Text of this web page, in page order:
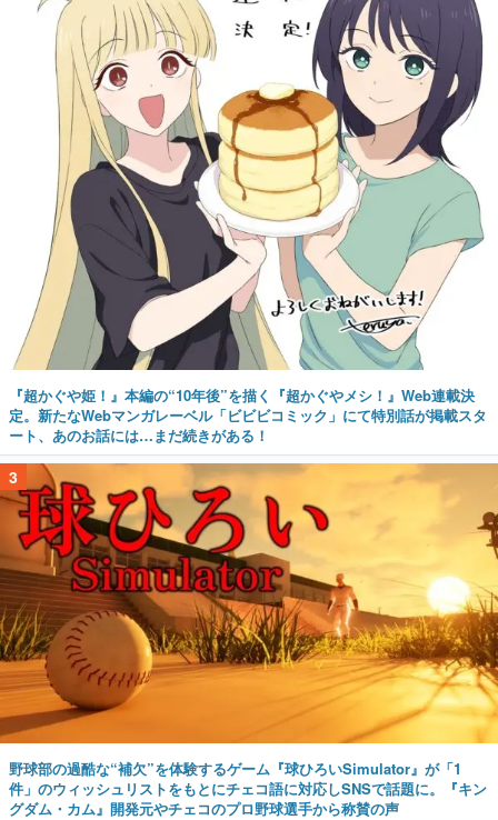
『超かぐや姫！』本編の“10年後”を描く『超かぐやメシ！』Web連載決
定。新たなWebマンガレーベル「ビビビコミック」にて特別話が掲載スタ
ート、あのお話には…まだ続きがある！
3
野球部の過酷な“補欠”を体験するゲーム『球ひろいSimulator』が「1
件」のウィッシュリストをもとにチェコ語に対応しSNSで話題に。『キン
グダム・カム』開発元やチェコのプロ野球選手から称賛の声